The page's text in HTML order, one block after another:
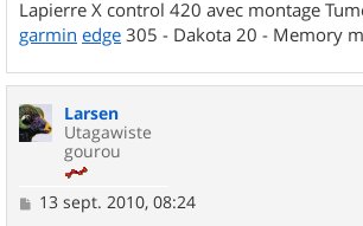
Lapierre X control 420 avec montage
garmin edge 305 - Dakota 20 - Memory
Larsen
Utagawiste
gourou
M13 sept. 2010, 08:24